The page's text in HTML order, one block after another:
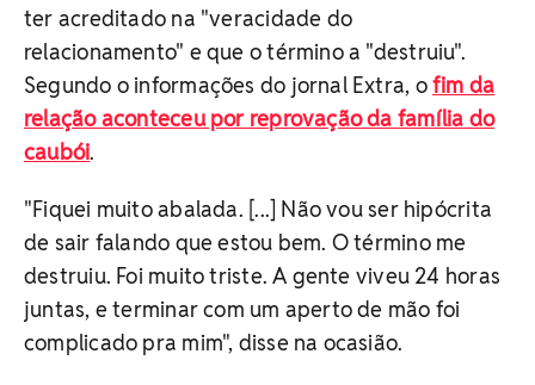
ter acreditado na "veracidade do
relacionamento" e que o término a "destruiu".
Segundo o informações do jornal Extra, ofim da
relação aconteceu por reprovação da família do
caubói.
"Fiquei muito abalada. [...] Não vou ser hipócrita
de sair falando que estou bem. O término me
destruiu. Foi muito triste. A gente viveu 24 horas
juntas, e terminar com um aperto de mão foi
complicado pra mim", disse na ocasião.